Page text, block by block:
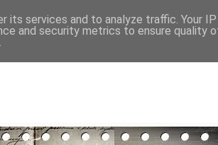
its services and to analyze traffic. Your
and security metrics to ensure quality